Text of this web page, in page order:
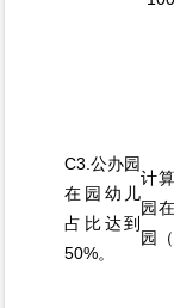
C3.公办园
在园幼儿
占比达到
50%。
计
园
园